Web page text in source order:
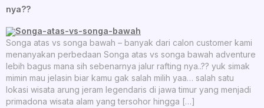
nya??
Songa atas vs songa bawah – banyak dari calon customer kami
menanyakan perbedaan Songa atas vs songa bawah adventure
lebih bagus mana sih sebenarnya jalur rafting nya..?? yuk simak
mimin mau jelasin biar kamu gak salah milih yaa… salah satu
lokasi wisata arung jeram legendaris di jawa timur yang menjadi
primadona wisata alam yang tersohor hingga […]